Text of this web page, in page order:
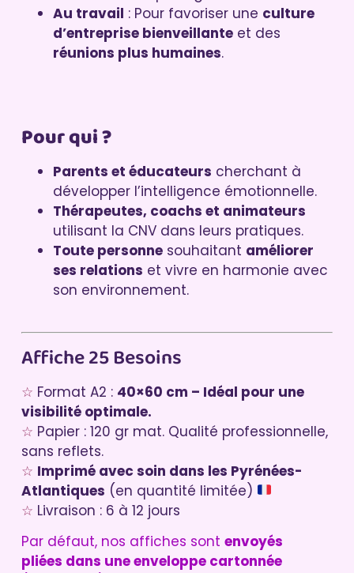
Au travail : Pour favoriser une culture
d’entreprise bienveillante et des
réunions plus humaines.
Pour qui ?
Parents et éducateurs cherchant à
développer l’intelligence émotionnelle.
Thérapeutes, coachs et animateurs
utilisant la CNV dans leurs pratiques.
Toute personne souhaitant améliorer
ses relations et vivre en harmonie avec
son environnement.
Affiche 25 Besoins
☆ Format A2 : 40×60 cm – Idéal pour une
visibilité optimale.
☆ Papier : 120 gr mat. Qualité professionnelle,
sans reflets.
☆ Imprimé avec soin dans les Pyrénées-
Atlantiques (en quantité limitée)
☆ Livraison : 6 à 12 jours
Par défaut, nos affiches sont envoyés
pliées dans une enveloppe cartonnée